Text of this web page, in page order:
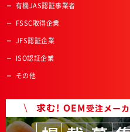
有機JAS認証事業者
FSSC取得企業
JFS認証企業
ISO認証企業
その他